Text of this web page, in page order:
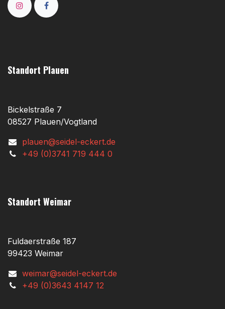
Standort Plauen
Bickelstraße 7
08527 Plauen/Vogtland
plauen@seidel-eckert.de
+49 (0)3741 719 444 0
Standort Weimar
Fuldaerstraße 187
99423 Weimar
weimar@seidel-eckert.de
+49 (0)3643 4147 12